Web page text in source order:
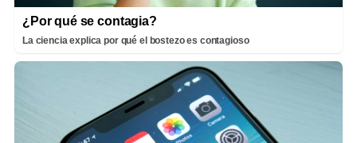
¿Por qué se contagia?
La ciencia explica por qué el bostezo es contagioso